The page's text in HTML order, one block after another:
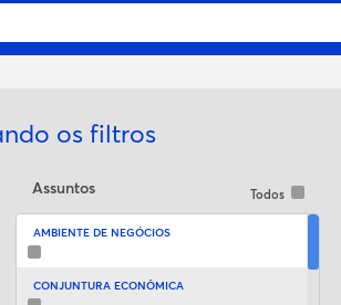
os filtros
Assuntos Todos
AMBIENTE DE NEGÓCIOS
CONJUNTURA ECONÔMICA